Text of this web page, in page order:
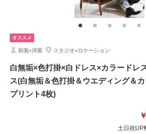
ドレス、タキシードはランクアップ料金なしでお好
スタジオの1F~4Fまでお好きな場所全てが撮影スポ
150カットを楽しく撮影しましょう！！
このプランで撮影可能な撮影レポート
撮影日：2025年10月27
撮影場所：スタジオ（
オススメ
和装+洋装 スタジオ+ロケーション
白無垢×色打掛×白ドレス×カラードレ
ス(白無垢＆色打掛＆ウエディング＆
プリント4枚)
￥
土日祝UP